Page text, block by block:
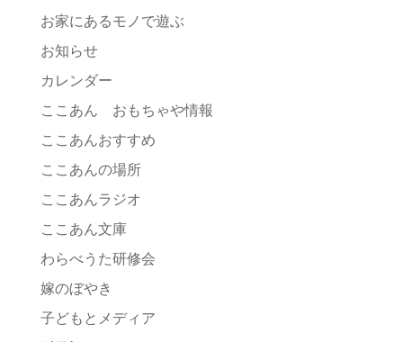
お家にあるモノで遊ぶ
お知らせ
カレンダー
ここあん おもちゃや情報
ここあんおすすめ
ここあんの場所
ここあんラジオ
ここあん文庫
わらべうた研修会
嫁のぼやき
子どもとメディア